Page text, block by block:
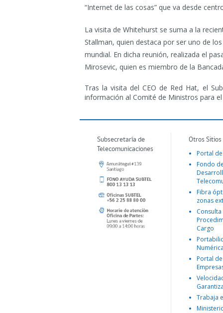
“Internet de las cosas” que va desde
La visita de Whitehurst se suma a la
Stallman, quien destaca por ser uno de
mundial. En dicha reunión, realizada el
Mirosevic, quien es miembro de la
Tras la visita del CEO de Red Hat, el
información al Comité de Ministros para
Subsecretaría de
Telecomunicaciones
Otros
Portal
Fondo
Fibra
zonas
Consulta
Cargo
Portal
Trabaja